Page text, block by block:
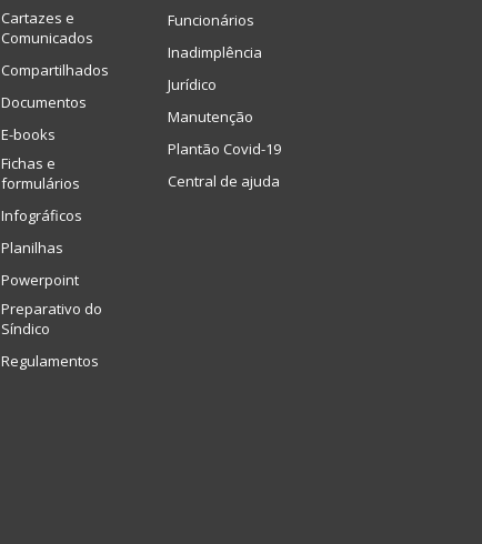
Cartazes e
Comunicados
Compartilhados
Documentos
E-books
Fichas e
formulários
Infográficos
Planilhas
Powerpoint
Preparativo do
Síndico
Regulamentos
Funcionários
Inadimplência
Jurídico
Manutenção
Plantão Covid-19
Central de ajuda